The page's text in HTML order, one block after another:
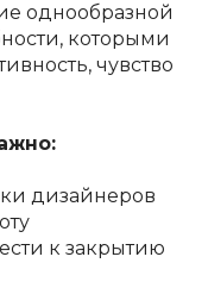
однообразной
которыми
чувство
дизайнеров
к закрытию